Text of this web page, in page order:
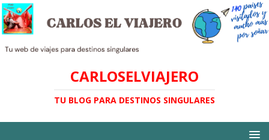
CARLOSELVIAJERO
TU BLOG PARA DESTINOS SINGULARES